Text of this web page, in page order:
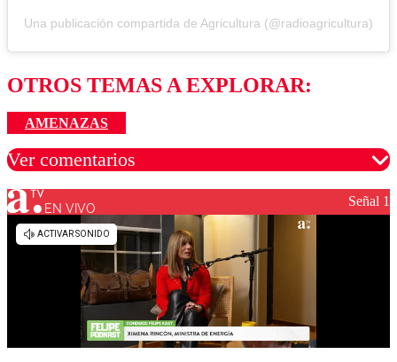
Una publicación compartida de Agricultura (@radioagricultura)
OTROS TEMAS A EXPLORAR:
AMENAZAS
Ver comentarios
Los comentarios son moderados para garantizar un
diálogo respetuoso.
EN VIVO Señal 1